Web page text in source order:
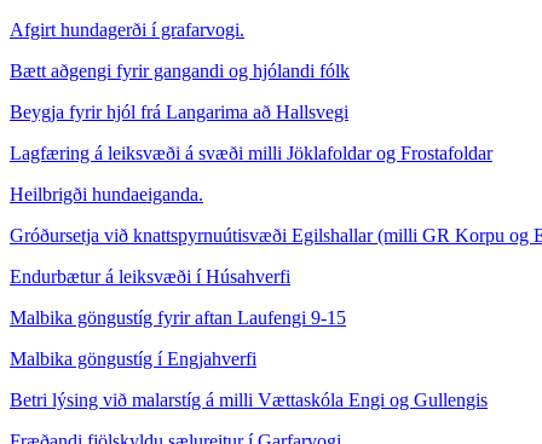
Afgirt hundagerði í grafarvogi.
Bætt aðgengi fyrir gangandi og hjólandi fólk
Beygja fyrir hjól frá Langarima að Hallsvegi
Lagfæring á leiksvæði á svæði milli Jöklafoldar og Frostafoldar
Heilbrigði hundaeiganda.
Gróðursetja við knattspyrnuútisvæði Egilshallar (milli GR Korpu og
Endurbætur á leiksvæði í Húsahverfi
Malbika göngustíg fyrir aftan Laufengi 9-15
Malbika göngustíg í Engjahverfi
Betri lýsing við malarstíg á milli Vættaskóla Engi og Gullengis